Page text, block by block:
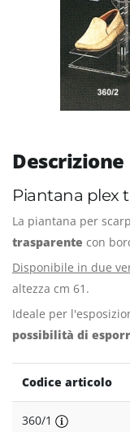
Descrizione
Piantana plex
La piantana per
trasparente con
Disponibile in due
altezza cm 61.
Ideale per
possibilità di
Codice articolo
360/1